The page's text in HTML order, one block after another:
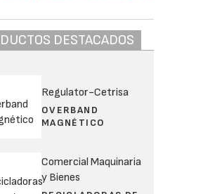
DESTACADOS
Regulator-Cetrisa
OVERBAND
MAGNÉTICO
Comercial Maquinaria
y Bienes